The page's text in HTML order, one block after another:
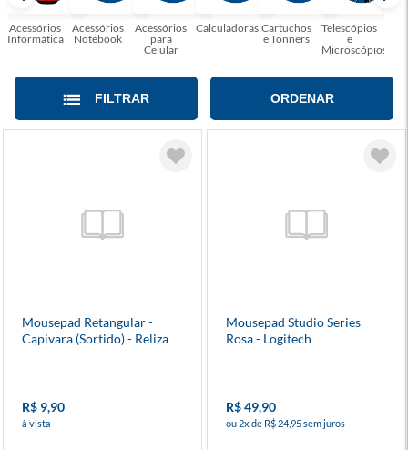
Acessórios
Informática
Acessórios
Notebook
Acessórios
para
Celular
Calculadoras Cartuchos
e Tonners
Telescópios
e
Microscópios
FILTRAR ORDENAR
Mousepad Retangular -
Capivara (Sortido) - Reliza
R$ 9,90
à vista
Mousepad Studio Series
Rosa - Logitech
R$ 49,90
ou 2x de R$ 24,95 sem juros